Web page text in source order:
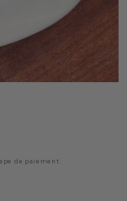
de paiement.